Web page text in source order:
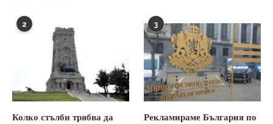
2
Колко стълби трябва да
3
Рекламираме България по